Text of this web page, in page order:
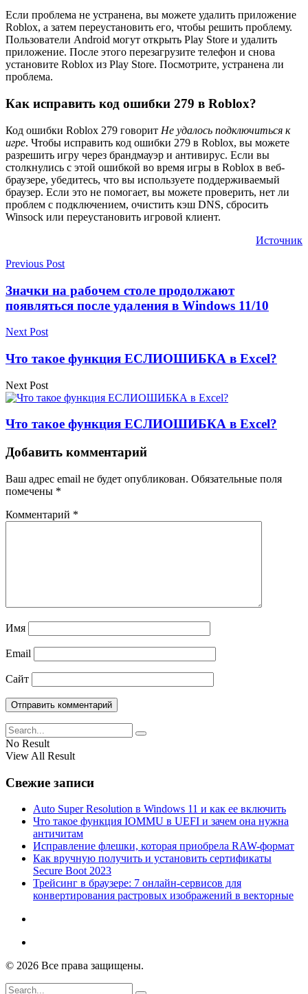
Если проблема не устранена, вы можете удалить приложение
Roblox, а затем переустановить его, чтобы решить проблему.
Пользователи Android могут открыть Play Store и удалить
приложение. После этого перезагрузите телефон и снова
установите Roblox из Play Store. Посмотрите, устранена ли
проблема.
Как исправить код ошибки 279 в Roblox?
Код ошибки Roblox 279 говорит Не удалось подключиться к
игре. Чтобы исправить код ошибки 279 в Roblox, вы можете
разрешить игру через брандмауэр и антивирус. Если вы
столкнулись с этой ошибкой во время игры в Roblox в веб-
браузере, убедитесь, что вы используете поддерживаемый
браузер. Если это не помогает, вы можете проверить, нет ли
проблем с подключением, очистить кэш DNS, сбросить
Winsock или переустановить игровой клиент.
Источник
Previous Post
Значки на рабочем столе продолжают
появляться после удаления в Windows 11/10
Next Post
Что такое функция ЕСЛИОШИБКА в Excel?
Next Post
Что такое функция ЕСЛИОШИБКА в Excel?
Добавить комментарий
Ваш адрес email не будет опубликован. Обязательные поля
помечены *
Комментарий *
Имя
Email
Сайт
No Result
View All Result
Свежие записи
Auto Super Resolution в Windows 11 и как ее включить
Что такое функция IOMMU в UEFI и зачем она нужна
античитам
Исправление флешки, которая приобрела RAW-формат
Как вручную получить и установить сертификаты
Secure Boot 2023
Трейсинг в браузере: 7 онлайн-сервисов для
конвертирования растровых изображений в векторные
© 2026 Все права защищены.